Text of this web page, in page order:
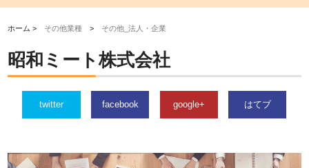
ホーム > その他業種 > その他_法人・企業
昭和ミート株式会社
twitter facebook google+ はてブ